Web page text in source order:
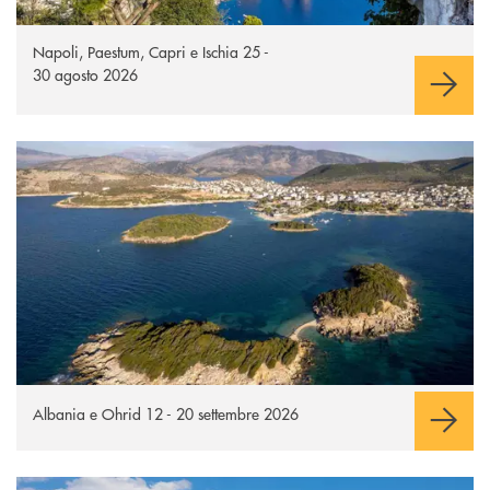
Napoli, Paestum, Capri e Ischia 25 -
30 agosto 2026
Apre una nuova finestra
Albania e Ohrid 12 - 20 settembre 2026